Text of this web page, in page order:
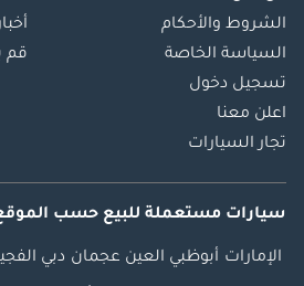
الشروط والأحكام
السياسة الخاصة
تسجيل دخول
اعلن معنا
تجار السيارات
قم
سيارات مستعملة للبيع حسب
الإمارات أبوظبي العين عجمان دبي